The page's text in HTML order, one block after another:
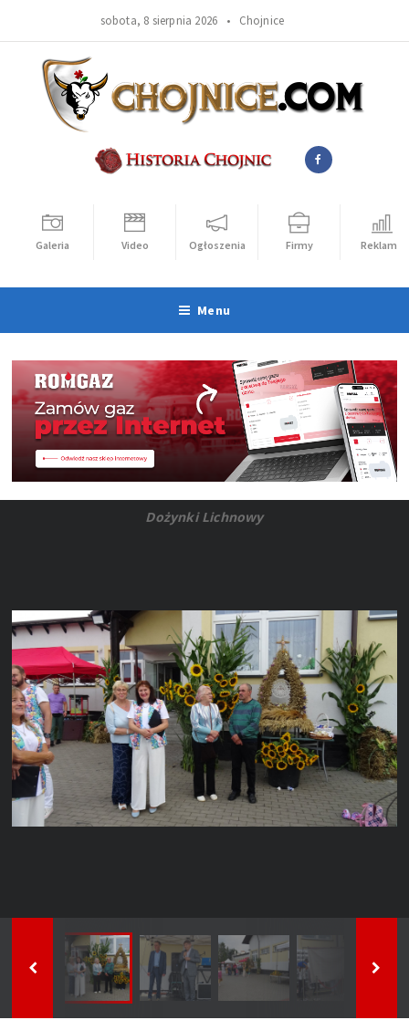
sobota, 8 sierpnia 2026 • Chojnice
Galeria Video Ogłoszenia Firmy Reklama
Menu
Dożynki Lichnowy